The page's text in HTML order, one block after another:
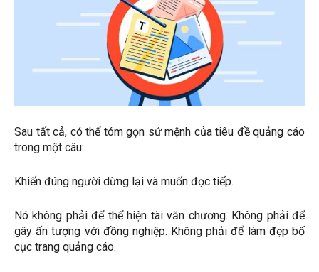
Sau tất cả, có thể tóm gọn sứ mệnh của tiêu đề quảng cáo
trong một câu:
Khiến đúng người dừng lại và muốn đọc tiếp.
Nó không phải để thể hiện tài văn chương. Không phải để
gây ấn tượng với đồng nghiệp. Không phải để làm đẹp bố
cục trang quảng cáo.